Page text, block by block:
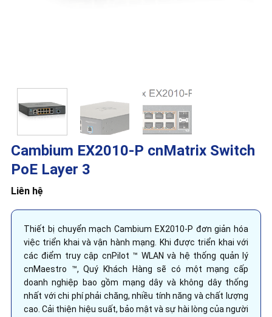
Cambium EX2010-P cnMatrix Switch
PoE Layer 3
Liên hệ
Thiết bị chuyển mạch Cambium EX2010-P đơn giản hóa
việc triển khai và vận hành mạng. Khi được triển khai với
các điểm truy cập cnPilot ™ WLAN và hệ thống quản lý
cnMaestro ™, Quý Khách Hàng sẽ có một mạng cấp
doanh nghiệp bao gồm mạng dây và không dây thống
nhất với chi phí phải chăng, nhiều tính năng và chất lượng
cao. Cải thiện hiệu suất, bảo mật và sự hài lòng của người